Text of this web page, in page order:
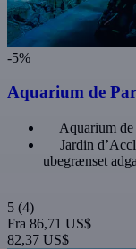
-5%
Aquarium de
Aquarium
Jardin
ubegrænset
5 (4)
Fra 86,71 US$
82,37 US$